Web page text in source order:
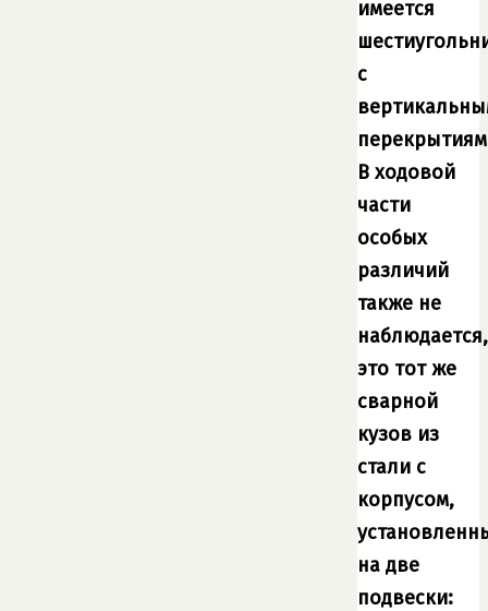
имеется
с
В ходовой
части
особых
различий
также не
наблюдается,
это тот же
сварной
кузов из
стали с
корпусом,
на две
подвески: